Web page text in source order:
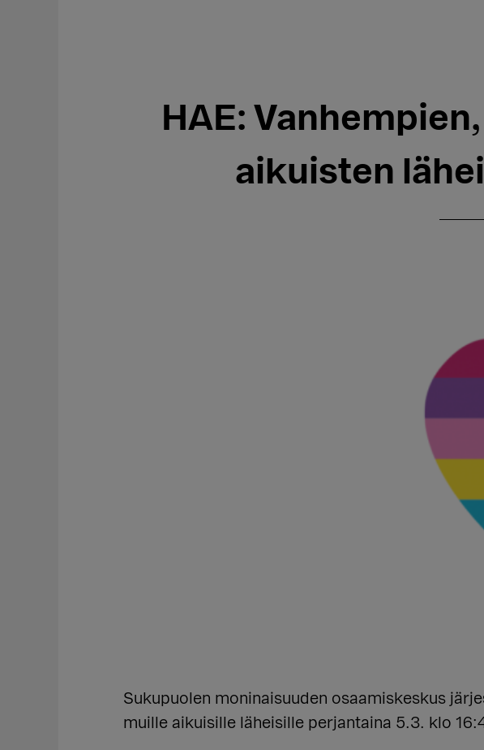
HAE:
aikuisten
Sukupuolen moninaisuuden osaamiskeskus
muille aikuisille läheisille perjantaina 5.3. klo